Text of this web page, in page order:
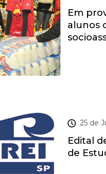
Em
alunos
25 de
Edital
de